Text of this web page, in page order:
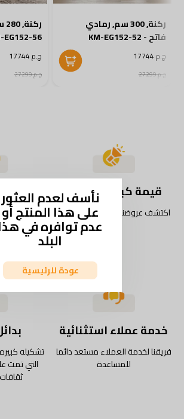
نأسف لعدم العثور
على هذا المنتج أو
عدم توافره في
البلد
عودة للرئيسية
ركنة, 300 سم, رمادي
فاتح - KM-EG152-52
ج.م 17744
ج.م 27299
EG152-56
ج.م 17744
ج.م 27299
قيمة كبيرة كل يوم
اكتشف عروضنا وخصوماتنا اليومية
شحن
استمتع
يعجبك
خدمة عملاء استثنائية
فريقنا لخدمة العملاء مستعد دائما
للمساعدة
تشكيله
التي تمت